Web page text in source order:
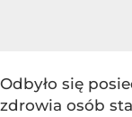
Odbyło się
zdrowia osób